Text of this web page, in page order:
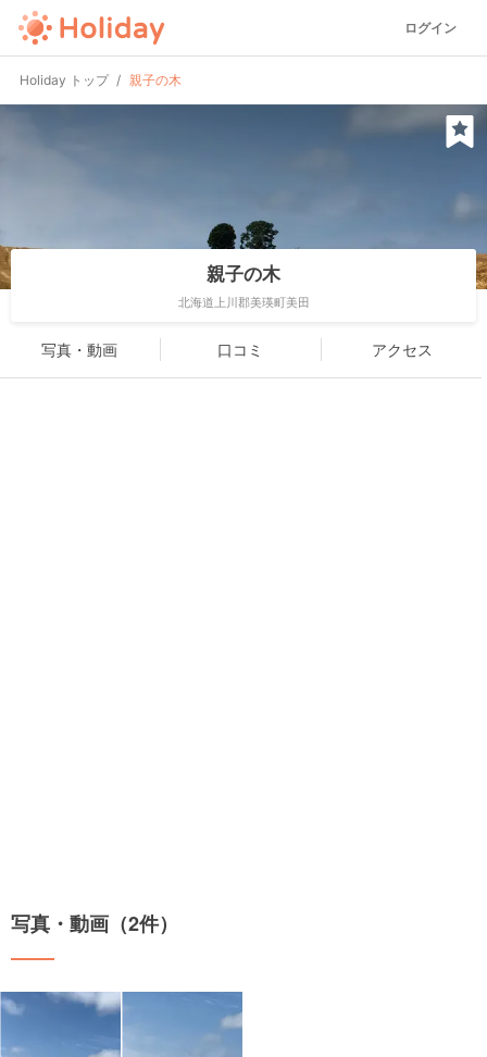
ログイン
Holiday トップ 親子の木
親子の木
北海道上川郡美瑛町美田
写真・動画 口コミ アクセス
写真・動画（2件）